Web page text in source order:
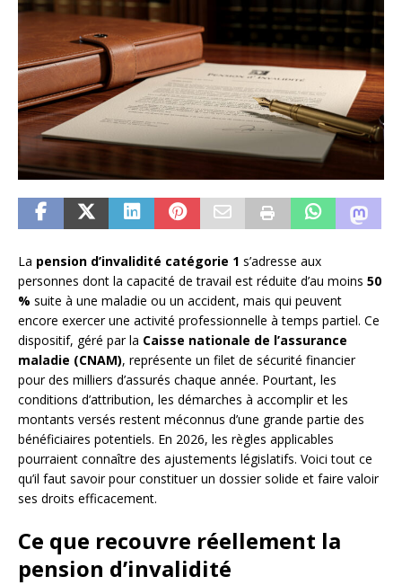
La pension d’invalidité catégorie 1 s’adresse aux
personnes dont la capacité de travail est réduite d’au moins 50
% suite à une maladie ou un accident, mais qui peuvent
encore exercer une activité professionnelle à temps partiel. Ce
dispositif, géré par la Caisse nationale de l’assurance
maladie (CNAM), représente un filet de sécurité financier
pour des milliers d’assurés chaque année. Pourtant, les
conditions d’attribution, les démarches à accomplir et les
montants versés restent méconnus d’une grande partie des
bénéficiaires potentiels. En 2026, les règles applicables
pourraient connaître des ajustements législatifs. Voici tout ce
qu’il faut savoir pour constituer un dossier solide et faire valoir
ses droits efficacement.
Ce que recouvre réellement la
pension d’invalidité